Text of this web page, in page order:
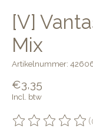
[V]
Mix
Artikelnummer:
€3,35
Incl. btw
De beoordeling